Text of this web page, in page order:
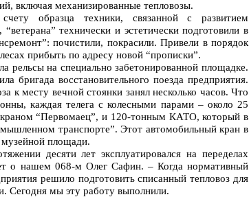
включая механизированные тепловозы.
образца техники, связанной с развитием
технически и эстетически подготовили в
почистили, покрасили. Привели в порядок
прибыть по адресу новой “прописки”.
рельсы на специально забетонированной площадке.
бригада восстановительного поезда предприятия.
к месту вечной стоянки занял несколько часов. Что
каждая телега с колесными парами – около 25
“Первомаец”, и 120-тонным КАТО, который в
транспорте”. Этот автомобильный кран в
музейной площади.
десяти лет эксплуатировался на переделах
о нашем 068-м Олег Сафин. – Когда нормативный
решило подготовить списанный тепловоз для
Сегодня мы эту работу выполнили.